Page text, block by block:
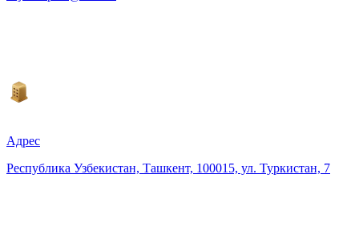
Адрес
Республика Узбекистан, Ташкент, 100015, ул. Туркистан, 7